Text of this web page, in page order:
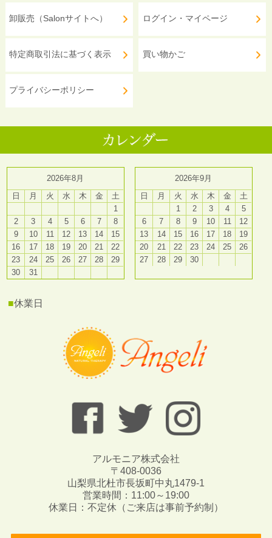
卸販売（Salonサイトへ）
特定商取引法に基づく表示
プライバシーポリシー
ログイン・マイページ
買い物かご
2026年8月
日
月 火 水 木 金
土
1
2
3 4 5 6 7
8
9
10 11 12 13 14
15
16
17 18 19 20 21
22
23
24 25 26 27 28
29
30
31
2026年9月
日
月 火 水 木 金
土
1
2 3 4
5
6
7 8 9 10 11
12
13
14 15 16 17 18
19
20
21 22 23 24 25
26
27
28 29 30
■休業日
アルモニア株式会社
〒408-0036
山梨県北杜市長坂町中丸1479-1
営業時間：11:00～19:00
休業日：不定休（ご来店は事前予約制）